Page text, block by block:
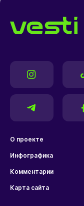
О проекте
Инфографика
Комментарии
Карта сайта